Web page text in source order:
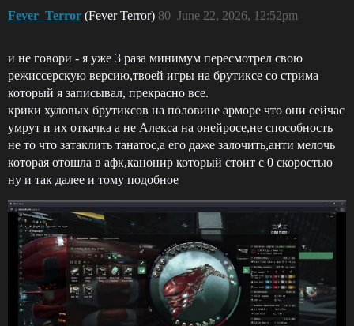
Fever_Terror (Fever Terror) June 22, 2026, 12:52pm
80
и не говори - я уже 3 раза минимум пересмотрел свою
режиссерскую версию,твоей игры на брутиксе со стрима
который я записывал, прекрасно все.
крики хуловых брутиксов на половине арморе что они сейчас
умрут и их откачка а не Алекса на онейросе,не способность
не то что затаклить танатос,а его даже залочить,анти мелочь
которая отошла в афк,канонир который стоит с 0 скоростью
ну и так далее и тому подобное